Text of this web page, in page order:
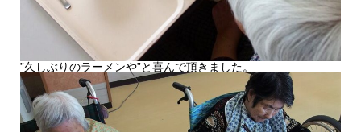
”久しぶりのラーメンや”と喜んで頂きました。